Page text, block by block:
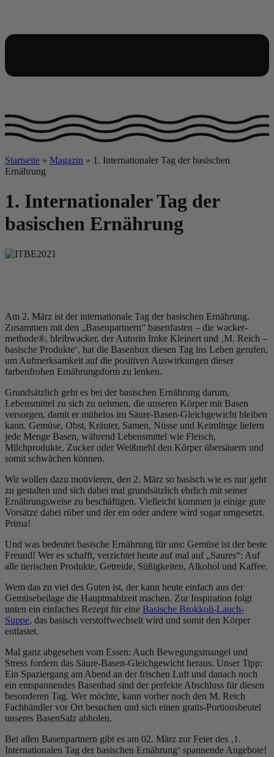
Startseite » Magazin » 1. Internationaler Tag der basischen
Ernährung
1. Internationaler Tag der
basischen Ernährung
Am 2. März ist der internationale Tag der basischen Ernährung.
Zusammen mit den „Basenpartnern“ basenfasten – die wacker-
methode®, bleibwacker, der Autorin Imke Kleinert und ‚M. Reich –
basische Produkte‘, hat die Basenbox diesen Tag ins Leben gerufen,
um Aufmerksamkeit auf die positiven Auswirkungen dieser
farbenfrohen Ernährungsform zu lenken.
Grundsätzlich geht es bei der basischen Ernährung darum,
Lebensmittel zu sich zu nehmen, die unseren Körper mit Basen
versorgen, damit er mühelos im Säure-Basen-Gleichgewicht bleiben
kann. Gemüse, Obst, Kräuter, Samen, Nüsse und Keimlinge liefern
jede Menge Basen, während Lebensmittel wie Fleisch,
Milchprodukte, Zucker oder Weißmehl den Körper übersäuern und
somit schwächen können.
Wir wollen dazu motivieren, den 2. März so basisch wie es nur geht
zu gestalten und sich dabei mal grundsätzlich ehrlich mit seiner
Ernährungsweise zu beschäftigen. Vielleicht kommen ja einige gute
Vorsätze dabei rüber und der ein oder andere wird sogar umgesetzt.
Prima!
Und was bedeutet basische Ernährung für uns: Gemüse ist der beste
Freund! Wer es schafft, verzichtet heute auf mal auf „Saures“: Auf
alle tierischen Produkte, Getreide, Süßigkeiten, Alkohol und Kaffee.
Wem das zu viel des Guten ist, der kann heute einfach aus der
Gemüsebeilage die Hauptmahlzeit machen. Zur Inspiration folgt
unten ein einfaches Rezept für eine Basische Brokkoli-Lauch-
Suppe, das basisch verstoffwechselt wird und somit den Körper
entlastet.
Mal ganz abgesehen vom Essen: Auch Bewegungsmangel und
Stress fordern das Säure-Basen-Gleichgewicht heraus. Unser Tipp:
Ein Spaziergang am Abend an der frischen Luft und danach noch
ein entspannendes Basenbad sind der perfekte Abschluss für diesen
besonderen Tag. Wer möchte, kann vorher noch den M. Reich
Fachhändler vor Ort besuchen und sich einen gratis-Portionsbeutel
unseres BasenSalz abholen.
Bei allen Basenpartnern gibt es am 02. März zur Feier des ‚1.
Internationalen Tag der basischen Ernährung‘ spannende Angebote!